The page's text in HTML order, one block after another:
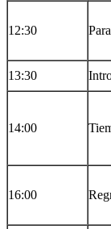
12:30
13:30
14:00
16:00